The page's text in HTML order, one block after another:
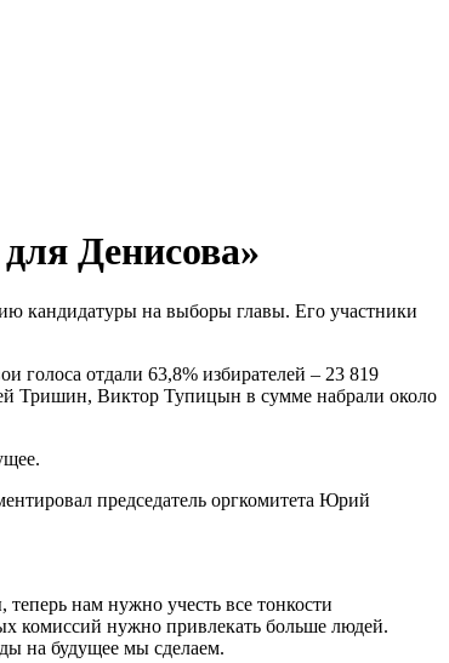
Денисова»
кандидатуры на выборы главы. Его участники
голоса отдали 63,8% избирателей – 23 819
Тришин, Виктор Тупицын в сумме набрали около
председатель оргкомитета Юрий
нам нужно учесть все тонкости
комиссий нужно привлекать больше людей.
на будущее мы сделаем.